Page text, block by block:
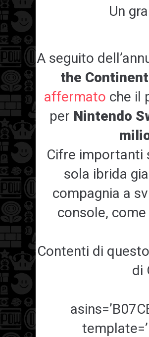
Un
A seguito
the Continent
affermato che il
per Nintendo
Cifre importanti
sola ibrida
compagnia a
console,
Contenti di
di